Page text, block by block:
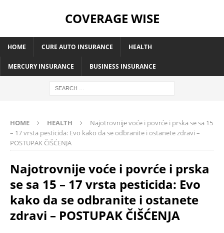
COVERAGE WISE
HOME CURE AUTO INSURANCE HEALTH
MERCURY INSURANCE BUSINESS INSURANCE
HOME HEALTH
Najotrovnije voće i povrće i prska se sa 15
– 17 vrsta pesticida: Evo kako da se odbranite i ostanete zdravi –
POSTUPAK ČIŠĆENJA
Najotrovnije voće i povrće i prska
se sa 15 – 17 vrsta pesticida: Evo
kako da se odbranite i ostanete
zdravi – POSTUPAK ČIŠĆENJA